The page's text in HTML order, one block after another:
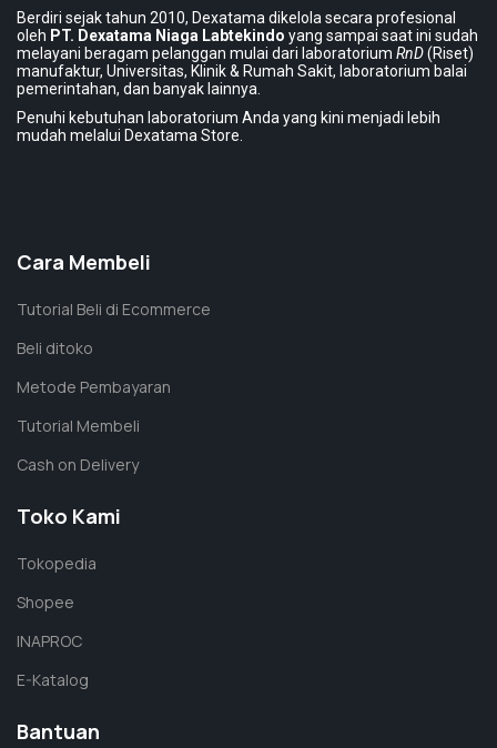
Berdiri sejak tahun 2010, Dexatama dikelola secara profesional
oleh PT. Dexatama Niaga Labtekindo yang sampai saat ini sudah
melayani beragam pelanggan mulai dari laboratorium RnD(Riset)
manufaktur, Universitas, Klinik & Rumah Sakit, laboratorium balai
pemerintahan, dan banyak lainnya.
Penuhi kebutuhan laboratorium Anda yang kini menjadi lebih
mudah melalui Dexatama Store.
Cara Membeli
Tutorial Beli di Ecommerce
Beli ditoko
Metode Pembayaran
Tutorial Membeli
Cash on Delivery
Toko Kami
Tokopedia
Shopee
INAPROC
E-Katalog
Bantuan